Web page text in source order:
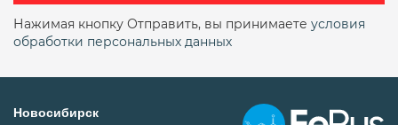
Нажимая кнопку Отправить, вы принимаете условия
обработки персональных данных
Новосибирск